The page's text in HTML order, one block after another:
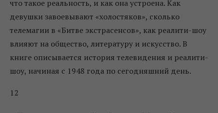
что такое реальность, и как она устроена. Как
девушки завоевывают «холостяков», сколько
телемагии в «Битве экстрасенсов», как реалити-шоу
влияют на общество, литературу и искусство. В
книге описывается история телевидения и реалити-
шоу, начиная с 1948 года по сегодняшний день.
12